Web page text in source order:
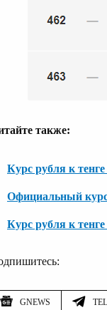
также:
Курс рубля к
Официальный
Курс рубля к
GNEWS